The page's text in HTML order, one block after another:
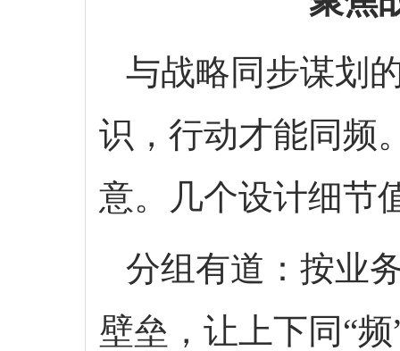
与战略同步谋划
识，行动才能同频
意。几个设计细节
分组有道：按业
壁垒，让上下同“频